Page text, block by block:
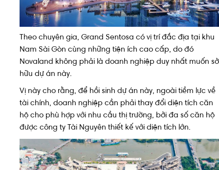
Theo chuyên gia, Grand Sentosa có vị trí đắc địa tại khu
Nam Sài Gòn cùng những tiện ích cao cấp, do đó
Novaland không phải là doanh nghiệp duy nhất muốn sở
hữu dự án này.
Vị này cho rằng, để hồi sinh dự án này, ngoài tiềm lực về
tài chính, doanh nghiệp cần phải thay đổi diện tích căn
hộ cho phù hợp với nhu cầu thị trường, bởi đa số căn hộ
được công ty Tài Nguyên thiết kế với diện tích lớn.